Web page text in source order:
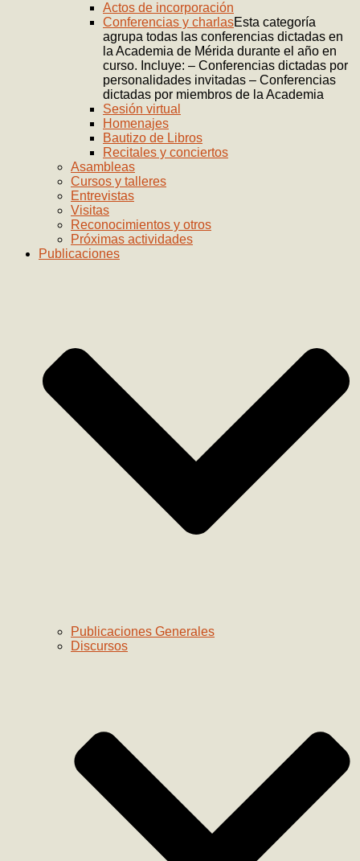
Actos de incorporación
Conferencias y charlasEsta categoría
agrupa todas las conferencias dictadas en
la Academia de Mérida durante el año en
curso. Incluye: – Conferencias dictadas por
personalidades invitadas – Conferencias
dictadas por miembros de la Academia
Sesión virtual
Homenajes
Bautizo de Libros
Recitales y conciertos
Asambleas
Cursos y talleres
Entrevistas
Visitas
Reconocimientos y otros
Próximas actividades
Publicaciones
Publicaciones Generales
Discursos